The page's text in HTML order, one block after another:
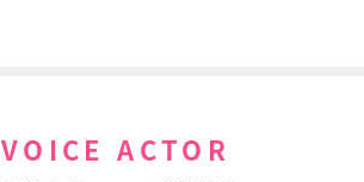
VOICE ACTOR